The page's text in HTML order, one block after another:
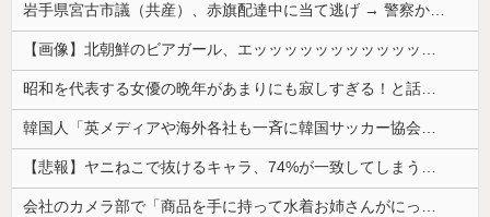
岩手県宮古市議（共産）、赤旗配達中に当て逃げ → 警察から連絡が来て宮古署を訪れ事情聴取
【画像】北朝鮮のビアガール、エッッッッッッッッッッッッッッッッッ！
昭和を代表する女優の晩年があまりにも寂しすぎる！と話題に、自身の子供を餓死する寸前までネグレクトした挙句……
韓国人「英メディアや海外各社も一斉に韓国サッカー協会を巡る過去の不祥事を報道！」→「国際的な信用失墜の危機‥」
【悲報】ヤニねこで抜けるキャラ、74%が一致してしまうｗｗｗｗｗ
会社のカメラ部で「商品を手に持って水着お姉さんがにっこり」を撮影、だがお姉さんは素人アルバイトで親バレした結果……